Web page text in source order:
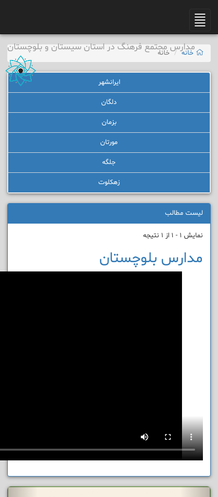
Toggle
navigation
مدارس مجتمع فرهنگ در استان سیستان و بلوچستان
خانه خانه
ایرانشهر
دلگان
بزمان
مورتان
جلگه
زهکلوت
لیست مطالب
نمایش 1 - 1 از 1 نتیجه
مدارس بلوچستان